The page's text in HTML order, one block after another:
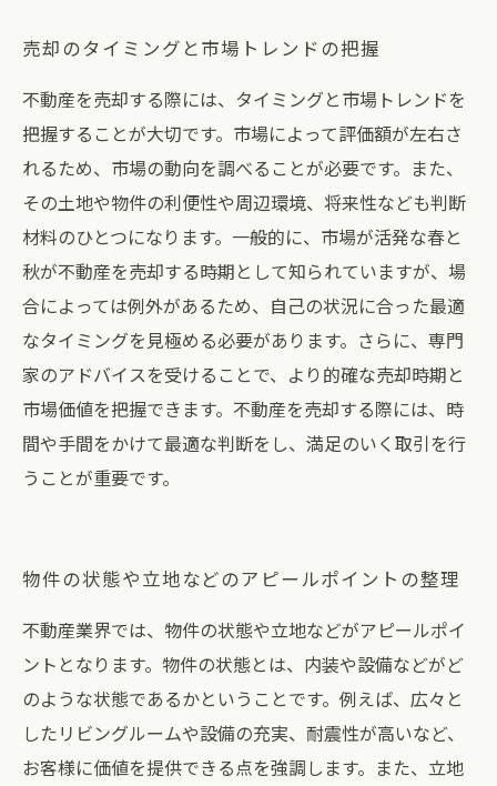
売却のタイミングと市場トレンドの把握
不動産を売却する際には、タイミングと市場トレンドを
把握することが大切です。市場によって評価額が左右さ
れるため、市場の動向を調べることが必要です。また、
その土地や物件の利便性や周辺環境、将来性なども判断
材料のひとつになります。一般的に、市場が活発な春と
秋が不動産を売却する時期として知られていますが、場
合によっては例外があるため、自己の状況に合った最適
なタイミングを見極める必要があります。さらに、専門
家のアドバイスを受けることで、より的確な売却時期と
市場価値を把握できます。不動産を売却する際には、時
間や手間をかけて最適な判断をし、満足のいく取引を行
うことが重要です。
物件の状態や立地などのアピールポイントの整理
不動産業界では、物件の状態や立地などがアピールポイ
ントとなります。物件の状態とは、内装や設備などがど
のような状態であるかということです。例えば、広々と
したリビングルームや設備の充実、耐震性が高いなど、
お客様に価値を提供できる点を強調します。また、立地